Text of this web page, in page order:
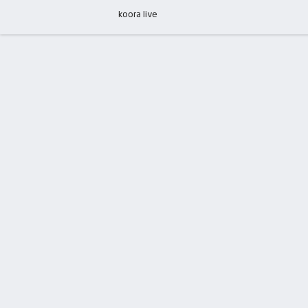
koora live